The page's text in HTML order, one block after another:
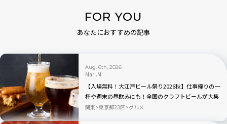
FOR YOU
あなたにおすすめの記事
Aug. 6th, 2026
Mari.M
【入場無料！大江戸ビール祭り2026秋】仕事帰りの一
杯や週末の昼飲みにも！全国のクラフトビールが大集
合｜品川
関東 東京都23区 グルメ